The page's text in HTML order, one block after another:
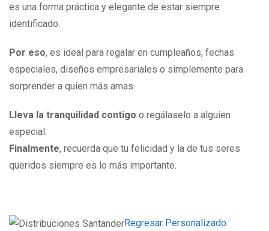
es una forma práctica y elegante de estar siempre
identificado.
Por eso, es ideal para regalar en cumpleaños, fechas
especiales, diseños empresariales o simplemente para
sorprender a quien más amas.
Lleva la tranquilidad contigo o regálaselo a alguien
especial.
Finalmente, recuerda que tu felicidad y la de tus seres
queridos siempre es lo más importante.
Regresar Personalizado